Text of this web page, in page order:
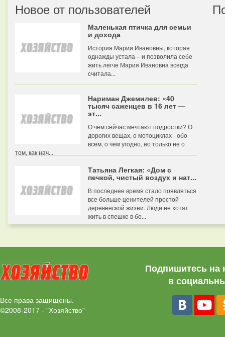
Новое от пользователей
Маленькая птичка для семьи
и дохода
История Марии Ивановны, которая
однажды устала – и позволила себе
жить легче Мария Ивановна всегда
считала...
Нариман Джемилев: «40
тысяч саженцев в 16 лет —
эт...
О чем сейчас мечтают подростки? О
дорогих вещах, о мотоциклах - обо
всем, о чем угодно, но только не о
том, как нач...
Татьяна Легкая: «Дом с
печкой, чистый воздух и нат...
В последнее время стало появляться
все больше ценителей простой
деревенской жизни. Люди не хотят
жить в спешке в бо...
Все права защищены.
©2008-2017 - "Хозяйство"
Подпишитесь на
в